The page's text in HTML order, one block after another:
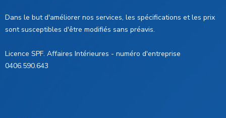
Dans le but d'améliorer nos services, les spécifications et les prix
sont susceptibles d'être modifiés sans préavis.
Licence SPF. Affaires Intérieures - numéro d'entreprise
0406.590.643